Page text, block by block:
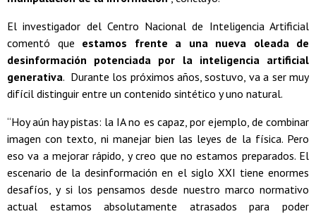
El investigador del Centro Nacional de Inteligencia Artificial
comentó que estamos frente a una nueva oleada de
desinformación potenciada por la inteligencia artificial
generativa. Durante los próximos años, sostuvo, va a ser muy
difícil distinguir entre un contenido sintético y uno natural.
“Hoy aún hay pistas: la IA no es capaz, por ejemplo, de combinar
imagen con texto, ni manejar bien las leyes de la física. Pero
eso va a mejorar rápido, y creo que no estamos preparados. El
escenario de la desinformación en el siglo XXI tiene enormes
desafíos, y si los pensamos desde nuestro marco normativo
actual estamos absolutamente atrasados para poder